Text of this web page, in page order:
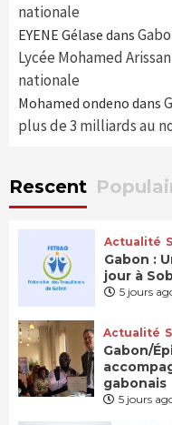
nationale
EYENE Gélase dans
Lycée Mohamed
nationale
Mohamed ondeno dans
plus de 3 milliards au
Rescent
Actualité
Gabon :
jour à
5 jours
Actualité
Gabon/
gabonais
5 jours